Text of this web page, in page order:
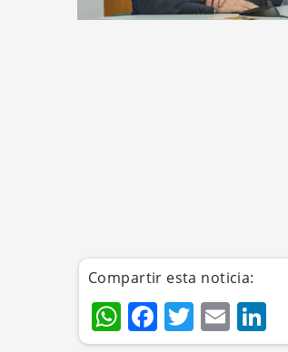
Compartir esta noticia:
WhatsApp
Facebook
Twitter
Email